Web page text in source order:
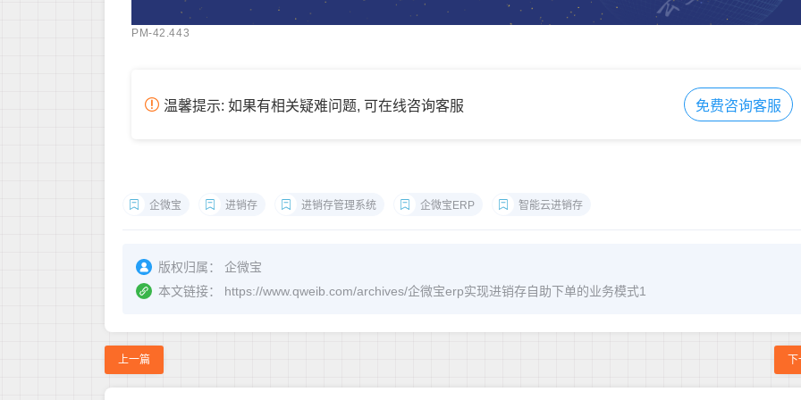
PM-42.443
温馨提示: 如果有相关疑难问题, 可在线咨询客服 免费咨询客服
企微宝 进销存 进销存管理系统 企微宝ERP 智能云进销存
版权归属：
企微宝
本文链接：
https://www.qweib.com/archives/企微宝erp实现进销存自助下单的业务模式1
上一篇